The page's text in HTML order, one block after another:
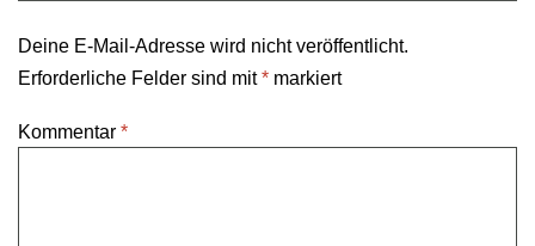
Deine E-Mail-Adresse wird nicht veröffentlicht.
Erforderliche Felder sind mit* markiert
Kommentar *